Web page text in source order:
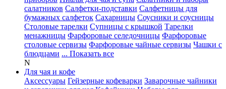
салатников Салфетки-подставки Салфетницы для
бумажных салфеток Сахарницы Соусники и соусницы
Столовые тарелки Супницы с крышкой Тарелки
менажницы Фарфоровые селедочницы Фарфоровые
столовые сервизы Фарфоровые чайные сервизы Чашки с
блюдцами ... Показать все
N
Для чая и кофе
Аксессуары Гейзерные кофеварки Заварочные чайники